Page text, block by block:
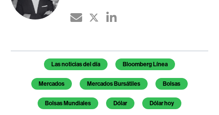
Temas de este artículo
Las noticias del día Bloomberg Línea
Mercados Mercados Bursátiles Bolsas
Bolsas Mundiales Dólar Dólar hoy